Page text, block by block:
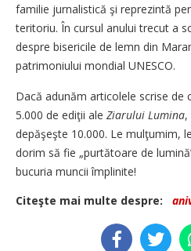
familie jurnalistică şi reprezintă
teritoriu. În cursul anului trecut a
despre bisericile de lemn din
patrimoniului mondial UNESCO.
Dacă adunăm articolele scrise de
5.000 de ediţii ale Ziarului Lumina,
depăşeşte 10.000. Le mulţumim,
dorim să fie „purtătoare de
bucuria muncii împlinite!
Citeşte mai multe despre: